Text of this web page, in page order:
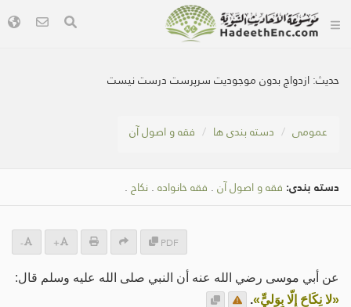
حديث:ازدواج بدون موجودیت سرپرست درست نیست
عمومی دسته بندی ها فقه و اصول آن
دسته بندی: فقه و اصول آن . فقه خانواده . نکاح .
PDF
+
-
عن أبي موسى رضي الله عنه أن النبي صلى الله عليه وسلم قال:
«لا نِكَاحَ إِلّا بِوَليٍّ».